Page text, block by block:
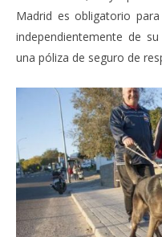
Madrid es obligatorio
independientemente de
una póliza de seguro de